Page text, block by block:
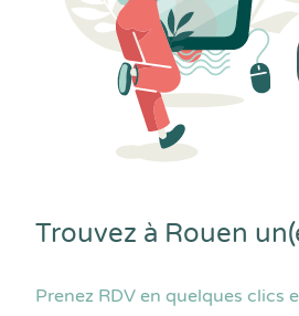
Trouvez à Rouen
Prenez RDV en quelques clics